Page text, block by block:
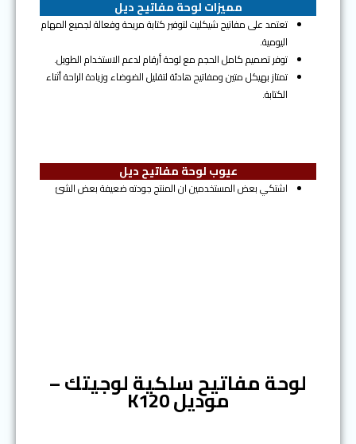
مميزات لوحة مفاتيح ديل
تعتمد على مفاتيح شيكليت لتوفير كتابة مريحة وفعالة لجميع المهام
اليومية.
توفر تصميم كامل الحجم مع لوحة أرقام لدعم الاستخدام الطويل.
تمتاز بهيكل متين ومفاتيح هادئة لتقليل الضوضاء وزيادة الراحة أثناء
الكتابة.
عيوب لوحة مفاتيح ديل
اشتكي بعض المستخدمين ان المنتج جودته ضعيفة بعض الشئ
لوحة مفاتيح سلكية لوجيتك –
موديل K120